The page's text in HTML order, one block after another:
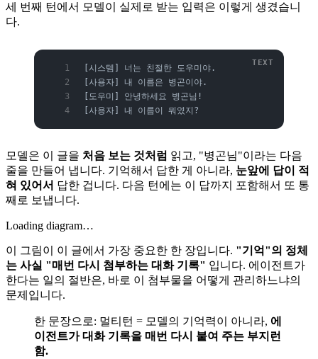
세 번째 턴에서 모델이 실제로 받는 입력은 이렇게 생겼습니
다.
[시스템] 너는 친절한 도우미야.
[사용자] 내 이름은 병곤이야.
[도우미] 안녕하세요 병곤님!
[사용자] 내 이름이 뭐였지?
모델은 이 글을 처음 보는 것처럼 읽고, "병곤님"이라는 다음
줄을 만들어 냅니다. 기억해서 답한 게 아니라, 눈앞에 답이 적
혀 있어서 답한 겁니다. 다음 턴에는 이 답까지 포함해서 또 통
째로 보냅니다.
Loading diagram…
이 그림이 이 글에서 가장 중요한 한 장입니다. "기억"의 정체
는 사실 "매번 다시 첨부하는 대화 기록" 입니다. 에이전트가
한다는 일의 절반은, 바로 이 첨부물을 어떻게 관리하느냐의
문제입니다.
한 문장으로: 멀티턴 = 모델의 기억력이 아니라, 에
이전트가 대화 기록을 매번 다시 붙여 주는 부지런
함.